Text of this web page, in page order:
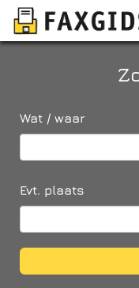
Wat / waar
Evt. plaats